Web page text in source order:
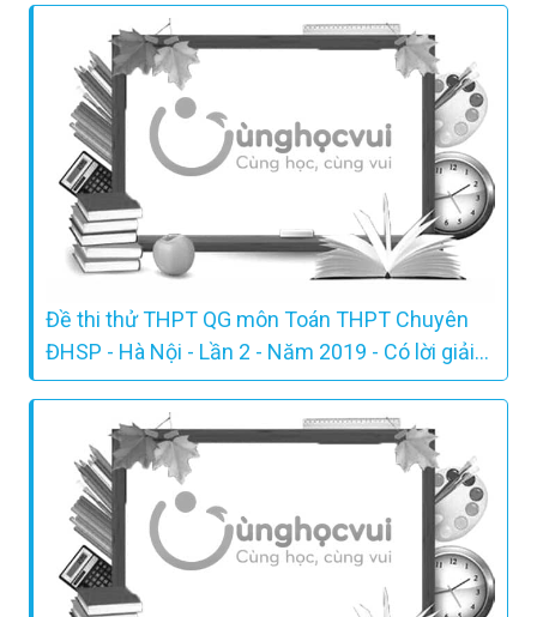
Đề thi thử THPT QG môn Toán THPT Chuyên
ĐHSP - Hà Nội - Lần 2 - Năm 2019 - Có lời giải
chi tiết